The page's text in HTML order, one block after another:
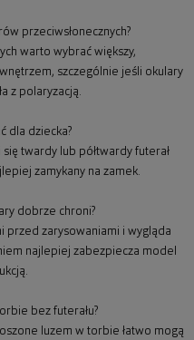
przeciwsłonecznych?
warto wybrać większy,
szczególnie jeśli okulary
z polaryzacją.
dla dziecka?
twardy lub półtwardy futerał
zamykany na zamek.
dobrze chroni?
przed zarysowaniami i wygląda
najlepiej zabezpiecza model
bez futerału?
luzem w torbie łatwo mogą